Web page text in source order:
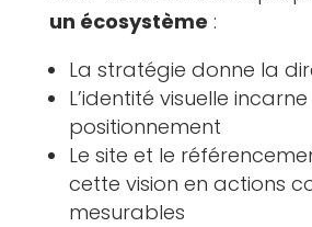
un écosystème :
La stratégie donne la
L’identité visuelle incarne
positionnement
Le site et le
cette vision en actions
mesurables